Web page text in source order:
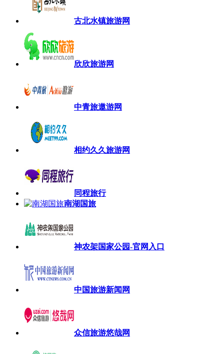
古北水镇旅游网
欣欣旅游网
中青旅遨游网
相约久久旅游网
同程旅行
南湖国旅
神农架国家公园-官网入口
中国旅游新闻网
众信旅游悠哉网